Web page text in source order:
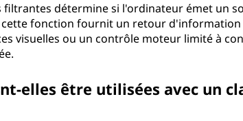
filtrantes détermine si l'ordinateur émet un
cette fonction fournit un retour
visuelles ou un contrôle moteur limité à
elles être utilisées avec un